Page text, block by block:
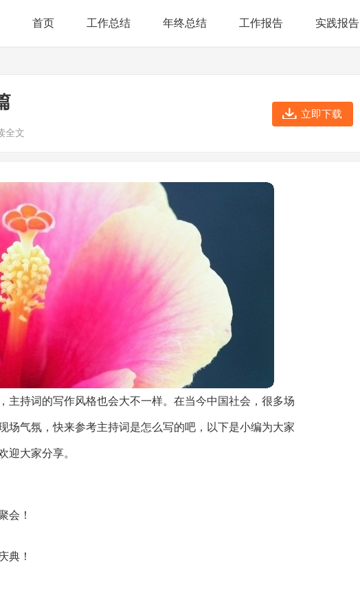
首页 工作总结 年终总结 工作报告 实践报告
全文
立即下载
主持词的写作风格也会大不一样。在当今中国社会，很多场
场气氛，快来参考主持词是怎么写的吧，以下是小编为大家
迎大家分享。
会！
典！